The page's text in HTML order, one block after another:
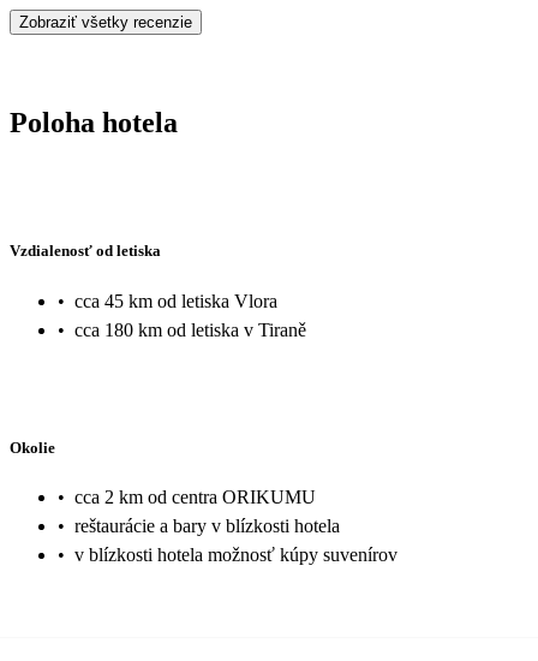
Zobraziť všetky recenzie
Poloha hotela
Vzdialenosť od letiska
• cca 45 km od letiska Vlora
• cca 180 km od letiska v Tiraně
Okolie
• cca 2 km od centra ORIKUMU
• reštaurácie a bary v blízkosti hotela
• v blízkosti hotela možnosť kúpy suvenírov